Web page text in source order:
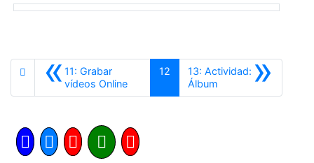
«11: Grabar
vídeos OnlineAnterior
12 »
13: Actividad:
Álbum Siguiente